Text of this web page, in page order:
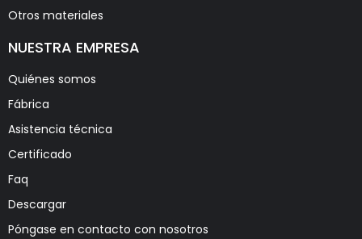
Otros materiales
NUESTRA EMPRESA
Quiénes somos
Fábrica
Asistencia técnica
Certificado
Faq
Descargar
Póngase en contacto con nosotros